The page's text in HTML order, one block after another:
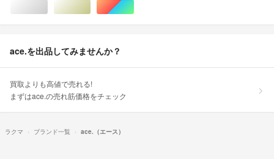
シルバー/銀色系ゴールド/金色系マルチカラー
ace.を出品してみませんか？
買取よりも高値で売れる!
まずはace.の売れ筋価格をチェック
ラクマ ブランド一覧 ace.（エース）